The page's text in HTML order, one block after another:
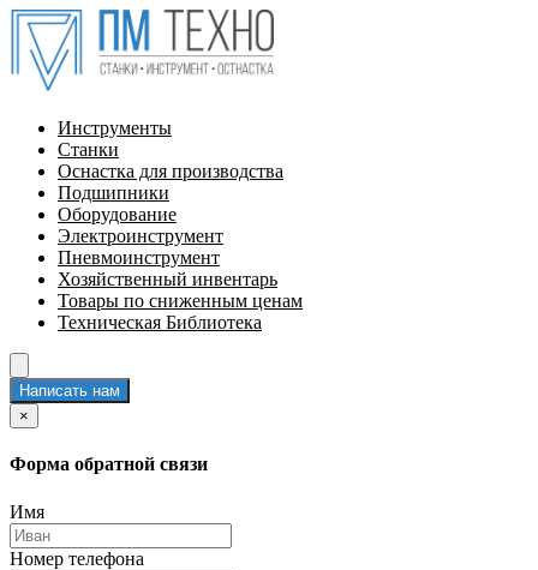
Инструменты
Станки
Оснастка для производства
Подшипники
Оборудование
Электроинструмент
Пневмоинструмент
Хозяйственный инвентарь
Товары по сниженным ценам
Техническая Библиотека
Написать нам
×
Форма обратной связи
Имя
Номер телефона